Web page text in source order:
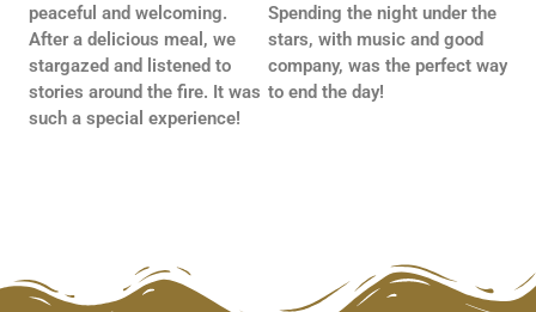
peaceful and welcoming.
After a delicious meal, we
stargazed and listened to
stories around the fire. It was
such a special experience!
Spending the night under the
stars, with music and good
company, was the perfect way
to end the day!